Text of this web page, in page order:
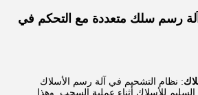
نوع التشحيم 24D آلة رسم سلك متعددة مع التحكم في
: نظام التشحيم في آلة رسم الأسلاك
للأسلاك أثناء عملية السحب. وهذا